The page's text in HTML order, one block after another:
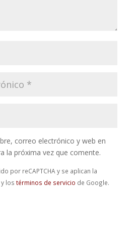
correo electrónico y web en
la próxima vez que comente.
por reCAPTCHA y se aplican la
y los términos de servicio de Google.